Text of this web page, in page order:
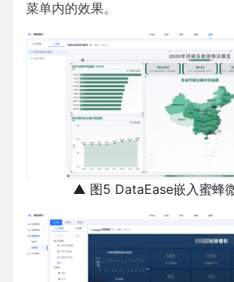
菜单内的效果。
▲ 图5 DataEase嵌入蜜蜂